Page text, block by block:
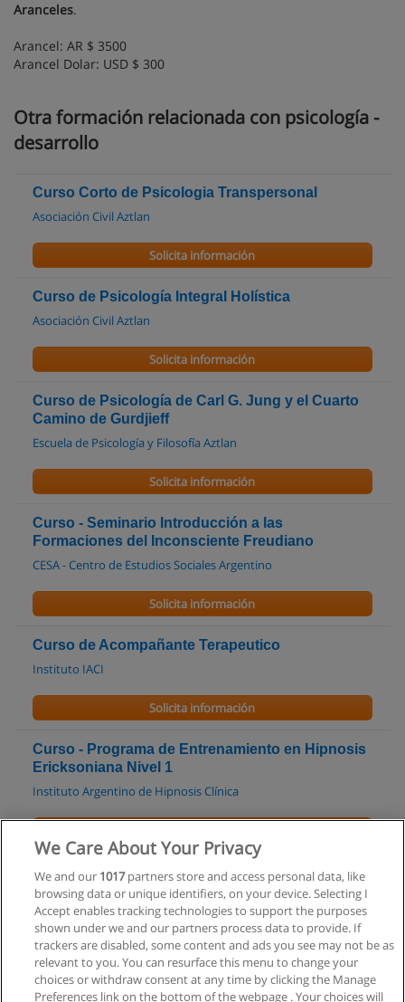
Aranceles.
Arancel: AR $ 3500
Arancel Dolar: USD $ 300
Otra formación relacionada con psicología -
desarrollo
Curso Corto de Psicologia Transpersonal
Asociación Civil Aztlan
Solicita información
Curso de Psicología Integral Holística
Asociación Civil Aztlan
Solicita información
Curso de Psicología de Carl G. Jung y el Cuarto
Camino de Gurdjieff
Escuela de Psicología y Filosofía Aztlan
Solicita información
Curso - Seminario Introducción a las
Formaciones del Inconsciente Freudiano
CESA - Centro de Estudios Sociales Argentino
Solicita información
Curso de Acompañante Terapeutico
Instituto IACI
Solicita información
Curso - Programa de Entrenamiento en Hipnosis
Ericksoniana Nivel 1
Instituto Argentino de Hipnosis Clínica
Curso Test de Bender
Escuela de Negocios AMIA
Solicita información
We Care About Your Privacy
We and our 1017partners store and access personal data, like
browsing data or unique identifiers, on your device. Selecting I
Accept enables tracking technologies to support the purposes
shown under we and our partners process data to provide. If
trackers are disabled, some content and ads you see may not be as
relevant to you. You can resurface this menu to change your
choices or withdraw consent at any time by clicking the Manage
Preferences link on the bottom of the webpage . Your choices will